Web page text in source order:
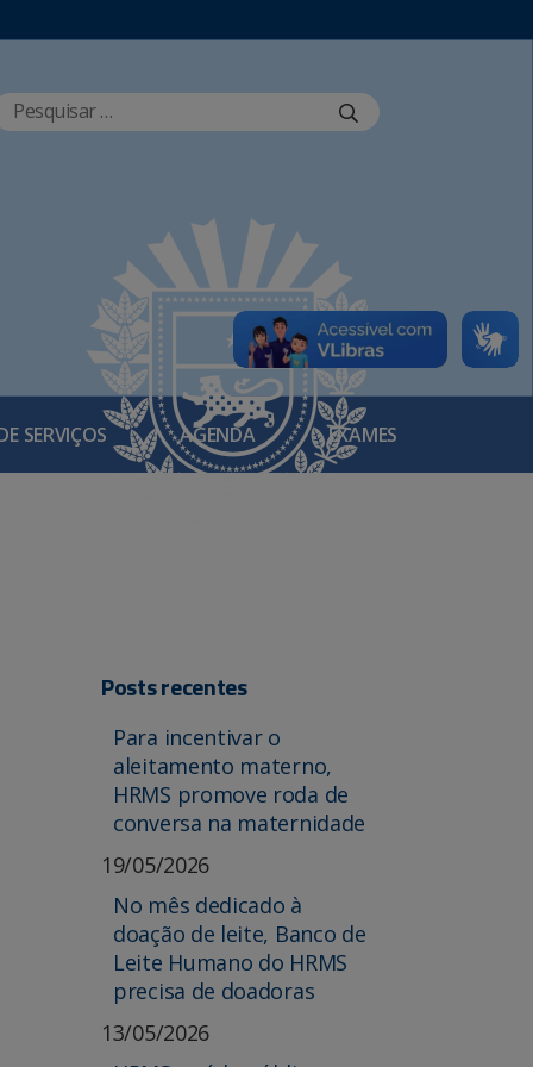
SERVIÇOS AGENDA EXAMES
Posts recentes
Para incentivar o
aleitamento materno,
HRMS promove roda de
conversa na maternidade
19/05/2026
No mês dedicado à
doação de leite, Banco de
Leite Humano do HRMS
precisa de doadoras
13/05/2026